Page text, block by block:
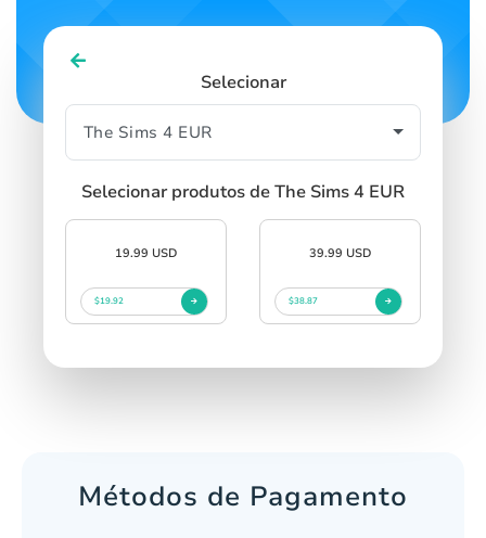
Selecionar
Selecionar produtos de The Sims 4 EUR
19.99 USD
$19.92
39.99 USD
$38.87
Métodos de Pagamento